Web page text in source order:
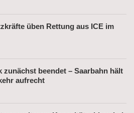
üben Rettung aus ICE im
zunächst beendet – Saarbahn hält
aufrecht